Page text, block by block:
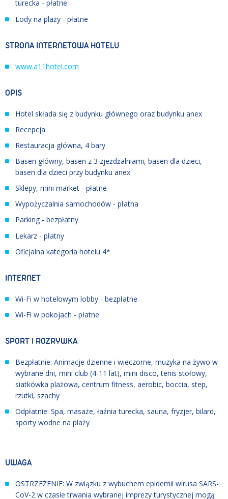
turecka - płatne
Lody na plaży - płatne
STRONA INTERNETOWA HOTELU
www.a11hotel.com
OPIS
Hotel składa się z budynku głównego oraz budynku anex
Recepcja
Restauracja główna, 4 bary
Basen główny, basen z 3 zjeżdżalniami, basen dla dzieci,
basen dla dzieci przy budynku anex
Sklepy, mini market - płatne
Wypożyczalnia samochodów - płatna
Parking - bezpłatny
Lekarz - płatny
Oficjalna kategoria hotelu 4*
INTERNET
Wi-Fi w hotelowym lobby - bezpłatne
Wi-Fi w pokojach - płatne
SPORT I ROZRYWKA
Bezpłatnie: Animacje dzienne i wieczorne, muzyka na żywo w
wybrane dni, mini club (4-11 lat), mini disco, tenis stołowy,
siatkówka plażowa, centrum fitness, aerobic, boccia, step,
rzutki, szachy
Odpłatnie: Spa, masaże, łaźnia turecka, sauna, fryzjer, bilard,
sporty wodne na plaży
UWAGA
OSTRZEŻENIE: W związku z wybuchem epidemii wirusa SARS-
CoV-2 w czasie trwania wybranej imprezy turystycznej mogą